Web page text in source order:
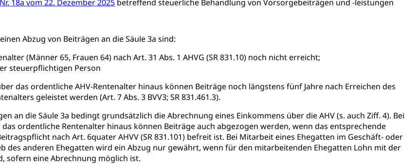
18a vom 22. Dezember 2025 betreffend steuerliche Behandlung von Vorsorgebeiträgen und -leistungen
Abzug von Beiträgen an die Säule 3a sind:
(Männer 65, Frauen 64) nach Art. 31 Abs. 1 AHVG (SR 831.10) noch nicht erreicht;
steuerpflichtigen Person
das ordentliche AHV-Rentenalter hinaus können Beiträge noch längstens fünf Jahre nach Erreichen des
geleistet werden (Art. 7 Abs. 3 BVV3; SR 831.461.3).
an die Säule 3a bedingt grundsätzlich die Abrechnung eines Einkommens über die AHV (s. auch Ziff. 4). Bei
ordentliche Rentenalter hinaus können Beiträge auch abgezogen werden, wenn das entsprechende
nach Art. 6quater AHVV (SR 831.101) befreit ist. Bei Mitarbeit eines Ehegatten im Geschäft- oder
des anderen Ehegatten wird ein Abzug nur gewährt, wenn für den mitarbeitenden Ehegatten Lohn mit der
sofern eine Abrechnung möglich ist.
Waffenbüro, Waffentragen, Selbstverteidigung
und Pyrotechnik
ZIVI Erwerbsausfallentschädigung (WAS Luzern)
Schutzraumbaupflicht